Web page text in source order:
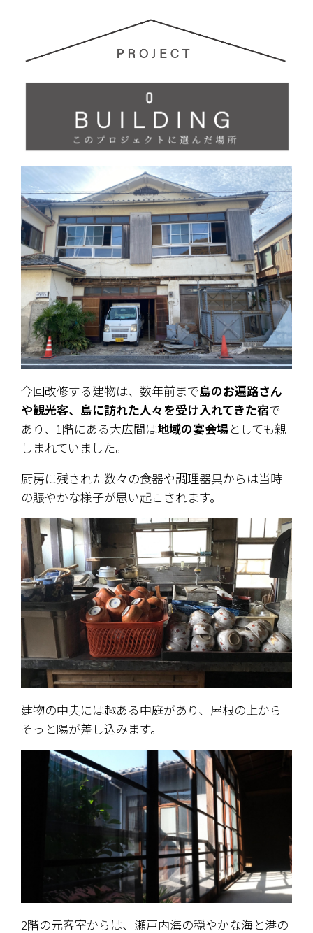
今回改修する建物は、数年前まで島のお遍路さん
や観光客、島に訪れた人々を受け入れてきた宿で
あり、1階にある大広間は地域の宴会場 としても親
しまれていました。
厨房に残された数々の食器や調理器具からは当時
の賑やかな様子が思い起こされます。
建物の中央には趣ある中庭があり、屋根の上から
そっと陽が差し込みます。
2階の元客室からは、瀬戸内海の穏やかな海と港の